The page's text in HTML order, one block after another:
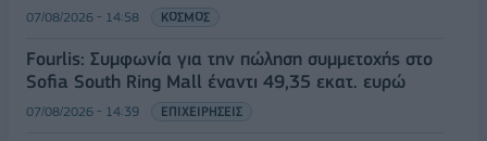
07/08/2026 - 14:58 ΚΟΣΜΟΣ
Fourlis: Συμφωνία για την πώληση συμμετοχής στο
Sofia South Ring Mall έναντι 49,35 εκατ. ευρώ
07/08/2026 - 14:39 ΕΠΙΧΕΙΡΗΣΕΙΣ